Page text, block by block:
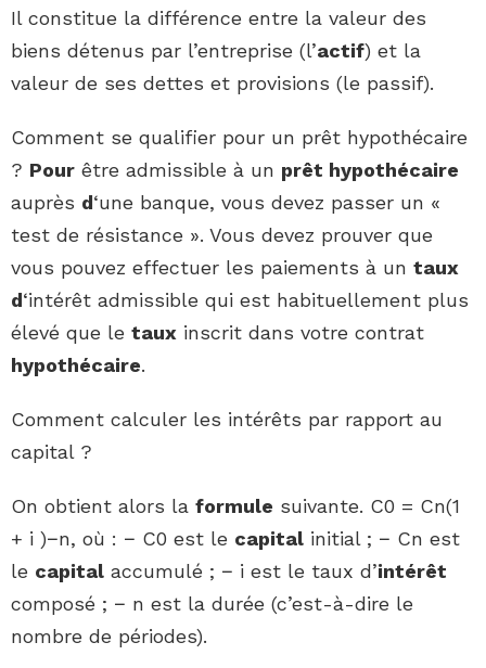
Il constitue la différence entre la valeur des
biens détenus par l’entreprise (l’actif) et la
valeur de ses dettes et provisions (le passif).
Comment se qualifier pour un prêt hypothécaire
? Pour être admissible à un prêt hypothécaire
auprès d‘une banque, vous devez passer un «
test de résistance ». Vous devez prouver que
vous pouvez effectuer les paiements à un taux
d‘intérêt admissible qui est habituellement plus
élevé que le taux inscrit dans votre contrat
hypothécaire.
Comment calculer les intérêts par rapport au
capital ?
On obtient alors la formule suivante. C0 = Cn(1
+ i )−n, où : − C0 est le capital initial ; − Cn est
le capital accumulé ; − i est le taux d’intérêt
composé ; − n est la durée (c’est-à-dire le
nombre de périodes).